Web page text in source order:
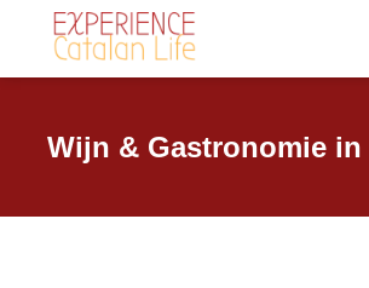
Wijn & Gastronomie in